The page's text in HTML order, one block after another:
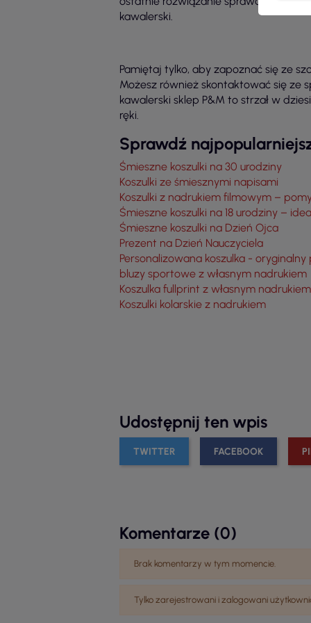
kawalerski.
Pamiętaj tylko, aby zapoznać się ze
Możesz również skontaktować się ze
kawalerski sklep P&M to strzał w
ręki.
Sprawdź
Śmieszne koszulki na 30 urodziny
Koszulki ze śmiesznymi napisami
Koszulki z nadrukiem filmowym –
Śmieszne koszulki na 18 urodziny –
Śmieszne koszulki na Dzień Ojca
Prezent na Dzień Nauczyciela
Personalizowana koszulka -
bluzy sportowe z własnym nadrukiem
Koszulka fullprint z własnym nadrukiem
Koszulki kolarskie z nadrukiem
Udostępnij ten wpis
TWITTER FACEBOOK
Komentarze (0)
Brak komentarzy w tym momencie.
Tylko zarejestrowani i zalogowani